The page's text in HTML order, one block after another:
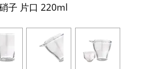
子 片口 220ml